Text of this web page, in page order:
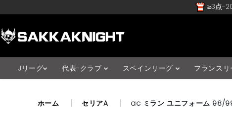
≥3点-
Jリーグ 代表-クラブ スペインリーグ フランス
ホーム セリアA ac ミラン ユニフォーム 98/